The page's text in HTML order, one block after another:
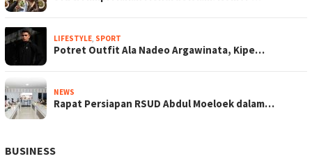
LIFESTYLE, SPORT
Potret Outfit Ala Nadeo Argawinata, Kipe…
NEWS
Rapat Persiapan RSUD Abdul Moeloek dalam…
BUSINESS